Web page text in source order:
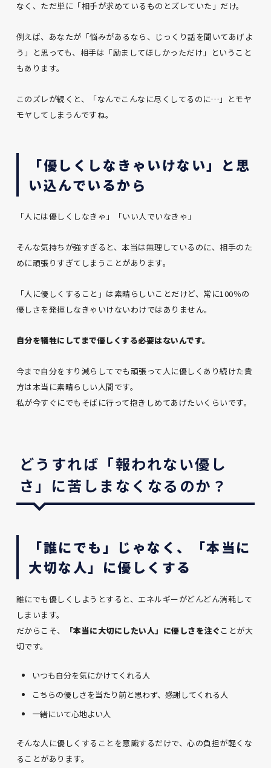
なく、ただ単に「相手が求めているものとズレていた」だけ。
例えば、あなたが「悩みがあるなら、じっくり話を聞いてあげよ
う」と思っても、相手は「励ましてほしかっただけ」ということ
もあります。
このズレが続くと、「なんでこんなに尽くしてるのに…」とモヤ
モヤしてしまうんですね。
「優しくしなきゃいけない」と思
い込んでいるから
「人には優しくしなきゃ」「いい人でいなきゃ」
そんな気持ちが強すぎると、本当は無理しているのに、相手のた
めに頑張りすぎてしまうことがあります。
「人に優しくすること」は素晴らしいことだけど、常に100％の
優しさを発揮しなきゃいけないわけではありません。
自分を犠牲にしてまで優しくする必要はないんです。
今まで自分をすり減らしてでも頑張って人に優しくあり続けた貴
方は本当に素晴らしい人間です。
私が今すぐにでもそばに行って抱きしめてあげたいくらいです。
どうすれば「報われない優し
さ」に苦しまなくなるのか？
「誰にでも」じゃなく、「本当に
大切な人」に優しくする
誰にでも優しくしようとすると、エネルギーがどんどん消耗して
しまいます。
だからこそ、
「本当に大切にしたい人」に優しさを注ぐことが大
切です。
いつも自分を気にかけてくれる人
こちらの優しさを当たり前と思わず、感謝してくれる人
一緒にいて心地よい人
そんな人に優しくすることを意識するだけで、心の負担が軽くな
ることがあります。